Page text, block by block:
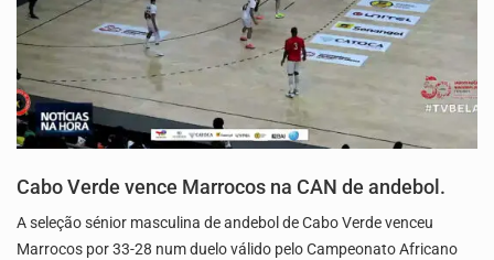
Cabo Verde vence Marrocos na CAN de andebol.
A seleção sénior masculina de andebol de Cabo Verde venceu
Marrocos por 33-28 num duelo válido pelo Campeonato Africano